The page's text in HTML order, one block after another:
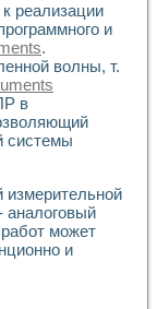
реализации
и
.
волны, т.
в
системы
измерительной
аналоговый
может
и